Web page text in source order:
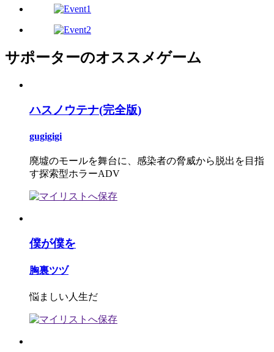
サポーターのオススメゲーム
ハスノウテナ(完全版)
gugigigi
廃墟のモールを舞台に、感染者の脅威から脱出を目指
す探索型ホラーADV
僕が僕を
胸裏ツヅ
悩ましい人生だ